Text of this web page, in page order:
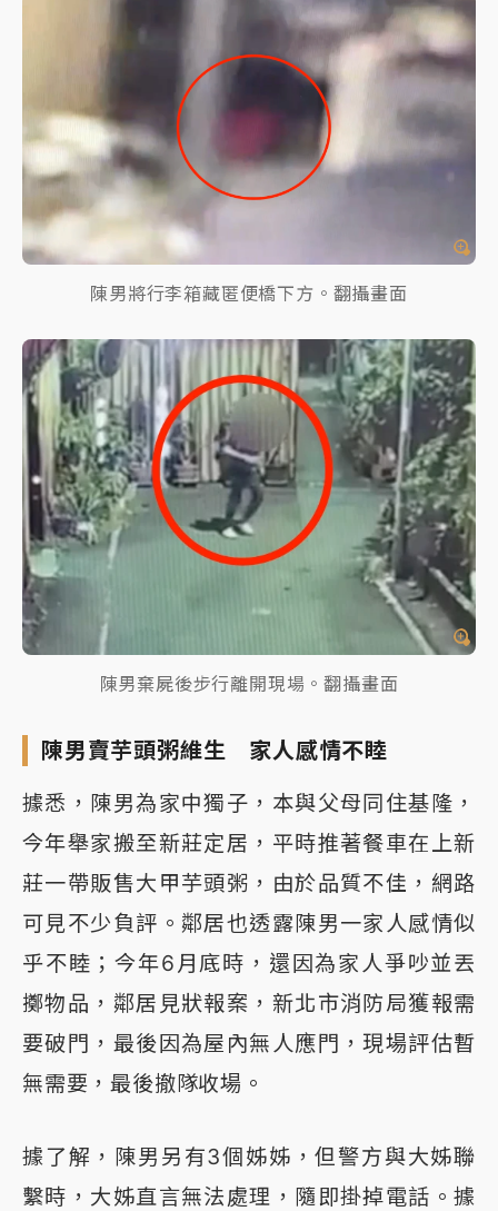
陳男將行李箱藏匿便橋下方。翻攝畫面
陳男棄屍後步行離開現場。翻攝畫面
陳男賣芋頭粥維生 家人感情不睦
據悉，陳男為家中獨子，本與父母同住基隆，
今年舉家搬至新莊定居，平時推著餐車在上新
莊一帶販售大甲芋頭粥，由於品質不佳，網路
可見不少負評。鄰居也透露陳男一家人感情似
乎不睦；今年6月底時，還因為家人爭吵並丟
擲物品，鄰居見狀報案，新北市消防局獲報需
要破門，最後因為屋內無人應門，現場評估暫
無需要，最後撤隊收場。
據了解，陳男另有3個姊姊，但警方與大姊聯
繫時，大姊直言無法處理，隨即掛掉電話。據